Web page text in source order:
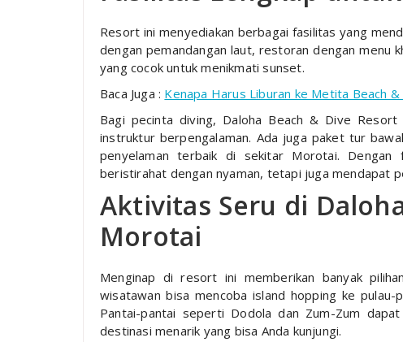
Resort ini menyediakan berbagai fasilitas yang
dengan pemandangan laut, restoran dengan menu
yang cocok untuk menikmati sunset.
Baca Juga : Kenapa Harus Liburan ke Metita Beach
Bagi pecinta diving, Daloha Beach & Dive
instruktur berpengalaman. Ada juga paket tur
penyelaman terbaik di sekitar Morotai.
beristirahat dengan nyaman, tetapi juga mendapat
Aktivitas Seru di
Morotai
Menginap di resort ini memberikan banyak
wisatawan bisa mencoba island hopping ke
Pantai-pantai seperti Dodola dan Zum-Zum
destinasi menarik yang bisa Anda kunjungi.